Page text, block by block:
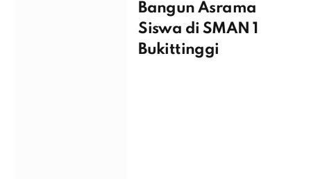
Bangun Asrama
Siswa di SMAN 1
Bukittinggi